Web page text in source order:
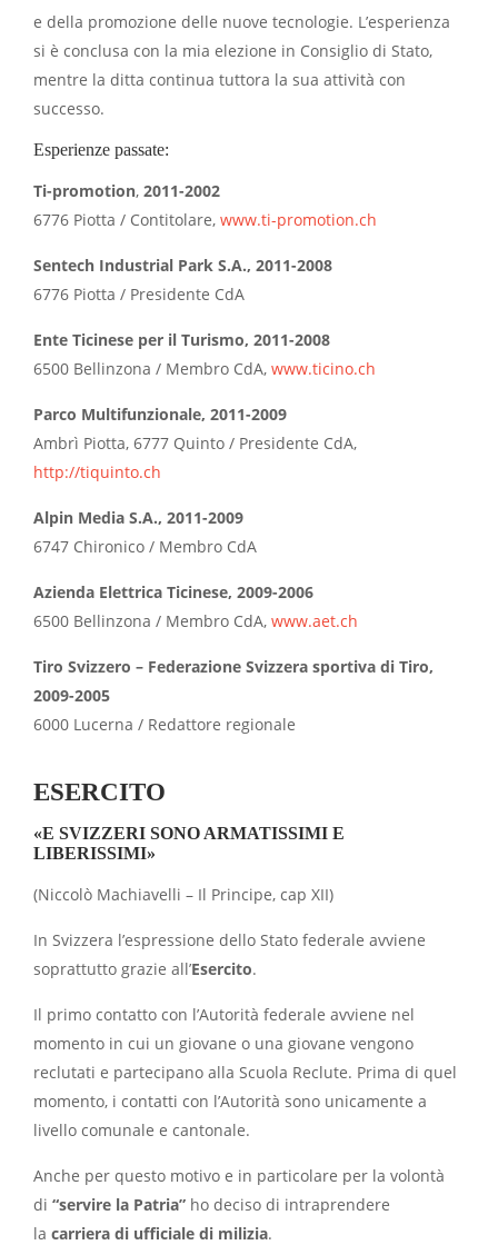
e della promozione delle nuove tecnologie. L’esperienza
si è conclusa con la mia elezione in Consiglio di Stato,
mentre la ditta continua tuttora la sua attività con
successo.
Esperienze passate:
Ti-promotion, 2011-2002
6776 Piotta / Contitolare, www.ti-promotion.ch
Sentech Industrial Park S.A., 2011-2008
6776 Piotta / Presidente CdA
Ente Ticinese per il Turismo, 2011-2008
6500 Bellinzona / Membro CdA, www.ticino.ch
Parco Multifunzionale, 2011-2009
Ambrì Piotta, 6777 Quinto / Presidente CdA,
http://tiquinto.ch
Alpin Media S.A., 2011-2009
6747 Chironico / Membro CdA
Azienda Elettrica Ticinese, 2009-2006
6500 Bellinzona / Membro CdA, www.aet.ch
Tiro Svizzero – Federazione Svizzera sportiva di Tiro,
2009-2005
6000 Lucerna / Redattore regionale
ESERCITO
«E SVIZZERI SONO ARMATISSIMI E
LIBERISSIMI»
(Niccolò Machiavelli – Il Principe, cap XII)
In Svizzera l’espressione dello Stato federale avviene
soprattutto grazie all’Esercito.
Il primo contatto con l’Autorità federale avviene nel
momento in cui un giovane o una giovane vengono
reclutati e partecipano alla Scuola Reclute. Prima di quel
momento, i contatti con l’Autorità sono unicamente a
livello comunale e cantonale.
Anche per questo motivo e in particolare per la volontà
di “servire la Patria” ho deciso di intraprendere
la carriera di ufficiale di milizia.